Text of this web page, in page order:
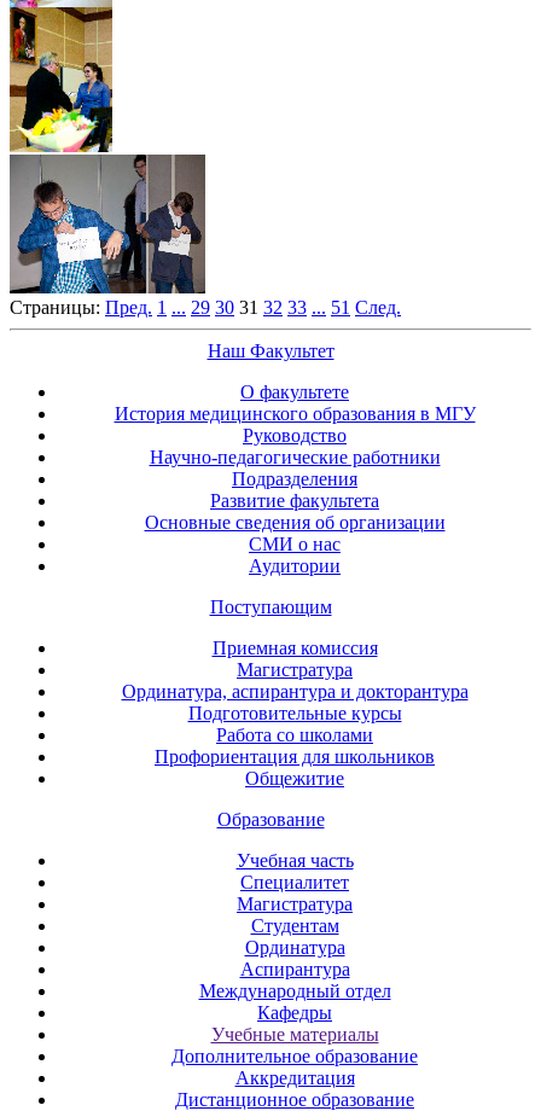
Страницы: Пред. 1 ... 29 30 31 32 33 ... 51 След.
Наш Факультет
О факультете
История медицинского образования в МГУ
Руководство
Научно-педагогические работники
Подразделения
Развитие факультета
Основные сведения об организации
СМИ о нас
Аудитории
Поступающим
Приемная комиссия
Магистратура
Ординатура, аспирантура и докторантура
Подготовительные курсы
Работа со школами
Профориентация для школьников
Общежитие
Образование
Учебная часть
Специалитет
Магистратура
Студентам
Ординатура
Аспирантура
Международный отдел
Кафедры
Учебные материалы
Дополнительное образование
Аккредитация
Дистанционное образование